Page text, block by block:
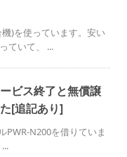
)を使っています。安い
ていて、 ...
ビス終了と無償譲
[追記あり]
PWR-N200を借りていま